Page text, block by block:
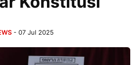
- 07 Jul 2025